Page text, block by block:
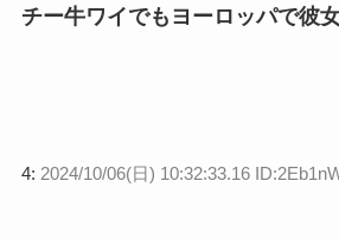
チー牛ワイでもヨーロッパで彼
4: 2024/10/06(日) 10:32:33.16